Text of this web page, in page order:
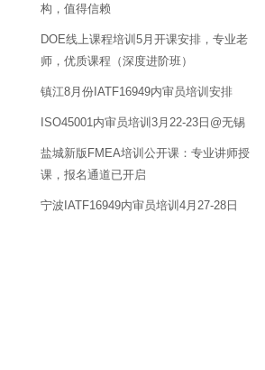
构，值得信赖
DOE线上课程培训5月开课安排，专业老
师，优质课程（深度进阶班）
镇江8月份IATF16949内审员培训安排
ISO45001内审员培训3月22-23日@无锡
盐城新版FMEA培训公开课：专业讲师授
课，报名通道已开启
宁波IATF16949内审员培训4月27-28日